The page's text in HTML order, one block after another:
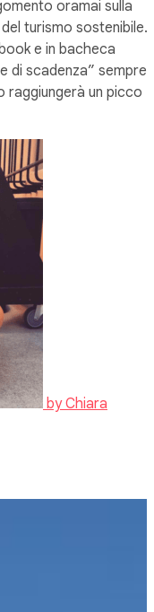
oramai sulla
turismo sostenibile.
e in bacheca
di scadenza” sempre
raggiungerà un picco
byChiara